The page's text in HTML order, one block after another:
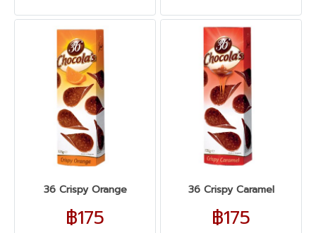
36 Crispy Orange
฿175
36 Crispy Caramel
฿175